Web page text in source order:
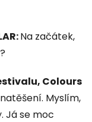
Na začátek,
Colours
Myslím,
Já se moc